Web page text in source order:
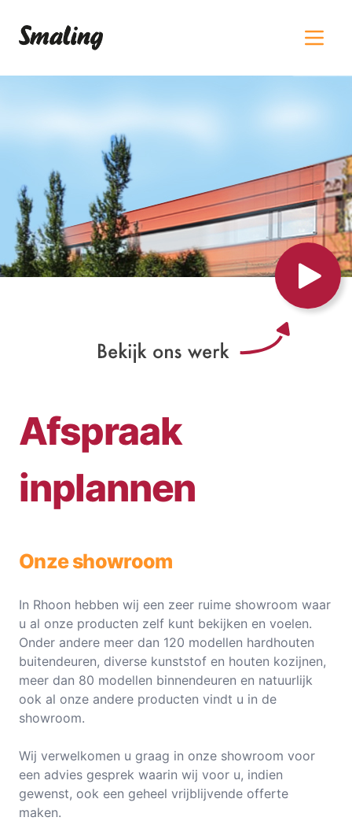
Afspraak
inplannen
Onze showroom
In Rhoon hebben wij een zeer ruime showroom waar
u al onze producten zelf kunt bekijken en voelen.
Onder andere meer dan 120 modellen hardhouten
buitendeuren, diverse kunststof en houten kozijnen,
meer dan 80 modellen binnendeuren en natuurlijk
ook al onze andere producten vindt u in de
showroom.
Wij verwelkomen u graag in onze showroom voor
een advies gesprek waarin wij voor u, indien
gewenst, ook een geheel vrijblijvende offerte
maken.